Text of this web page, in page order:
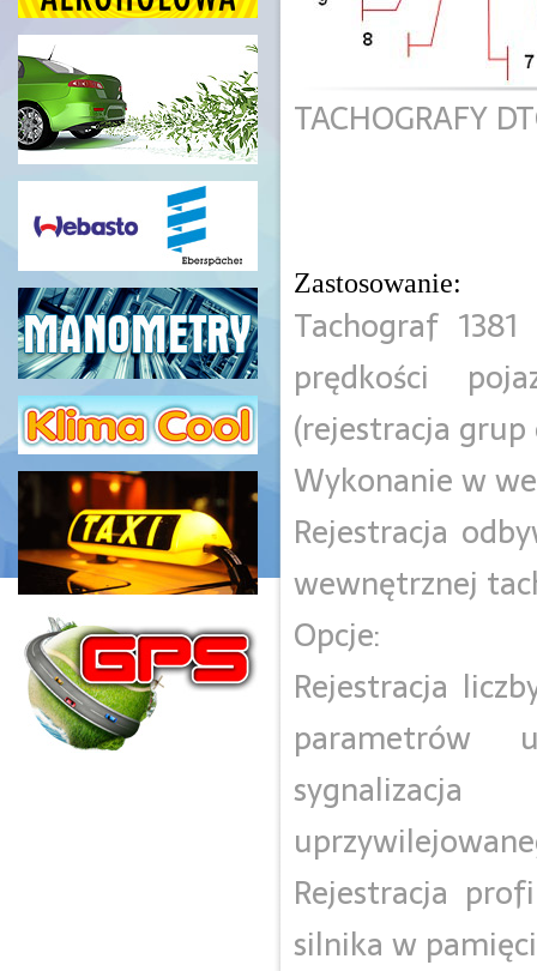
TACHOGRAFY
Zastosowanie:
Tachograf
prędkości
(rejestracja grup
Wykonanie w
Rejestracja
wewnętrznej
Opcje:
Rejestracja
parametrów
Rejestracja
silnika w